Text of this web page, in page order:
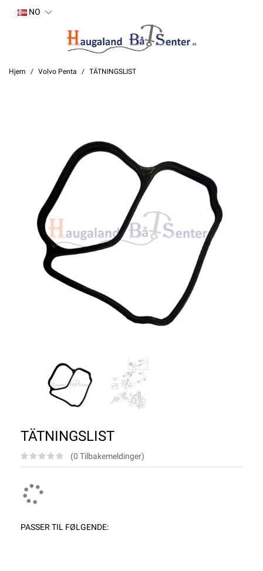
NO
Hjem Volvo Penta TÄTNINGSLIST
TÄTNINGSLIST
(0 Tilbakemeldinger)
PASSER TIL FØLGENDE: